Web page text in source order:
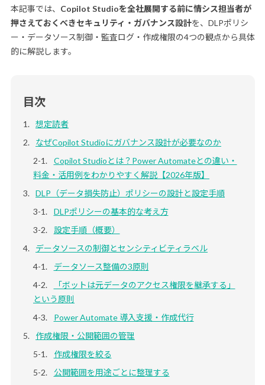
本記事では、 Copilot Studioを全社展開する前に情シス担当者が
押さえておくべきセキュリティ・ガバナンス設計を、DLPポリシ
ー・データソース制御・監査ログ・作成権限の4つの観点から具体
的に解説します。
目次
想定読者
なぜCopilot Studioにガバナンス設計が必要なのか
Copilot Studioとは？Power Automateとの違い・
料金・活用例をわかりやすく解説【2026年版】
DLP（データ損失防止）ポリシーの設計と設定手順
DLPポリシーの基本的な考え方
設定手順（概要）
データソースの制御とセンシティビティラベル
データソース整備の3原則
「ボットは元データのアクセス権限を継承する」
という原則
Power Automate 導入支援・作成代行
作成権限・公開範囲の管理
作成権限を絞る
公開範囲を用途ごとに整理する